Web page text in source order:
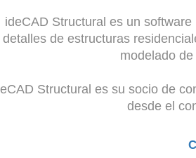
ideCAD Structural es un
detalles de estructuras
modelado
Structural es su socio de
desde el